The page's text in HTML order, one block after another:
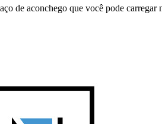
de aconchego que você pode carregar